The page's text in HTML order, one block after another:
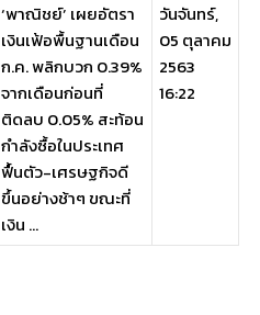
‘พาณิชย์’ เผยอัตรา
เงินเฟ้อพื้นฐานเดือน
ก.ค. พลิกบวก 0.39%
จากเดือนก่อนที่
ติดลบ 0.05% สะท้อน
กำลังซื้อในประเทศ
ฟื้นตัว-เศรษฐกิจดี
ขึ้นอย่างช้าๆ ขณะที่
เงิน ...
วันจันทร์,
05 ตุลาคม
2563
16:22